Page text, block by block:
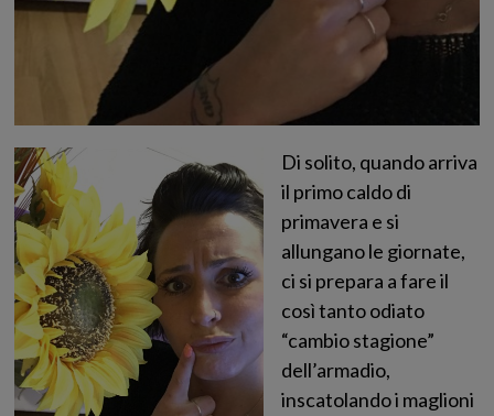
Di solito, quando arriva
il primo caldo di
primavera e si
allungano le giornate,
ci si prepara a fare il
così tanto odiato
“cambio stagione”
dell’armadio,
inscatolando i maglioni